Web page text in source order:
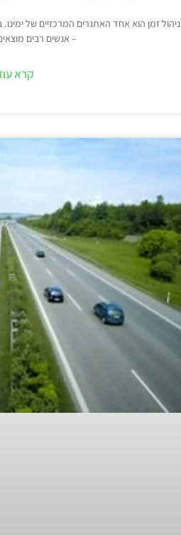
ניהול זמן הוא אחד האתגרים המרכזיים של
– אנשים רבים
קרא